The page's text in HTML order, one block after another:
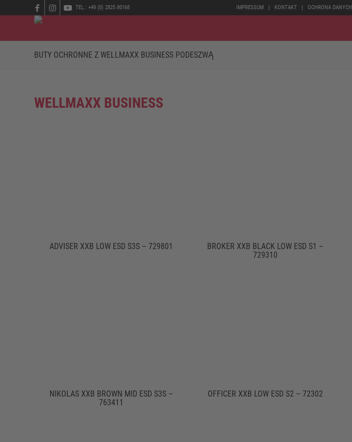
IMPRESSUM KONTAKT OCHRONA DANYCH
TEL.: +49 (0) 2825 80168
BUTY OCHRONNE Z WELLMAXX BUSINESS PODESZWĄ
WELLMAXX BUSINESS
ADVISER XXB LOW ESD S3S – 729801
BROKER XXB BLACK LOW ESD S1 –
729310
NIKOLAS XXB BROWN MID ESD S3S –
763411
OFFICER XXB LOW ESD S2 – 72302